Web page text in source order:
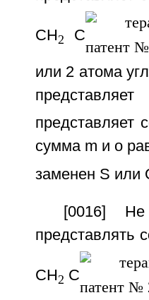
CH2 C
или 2 атома
представляет
сумма m и о
заменен S или
[0016]
представлять
CH2 C